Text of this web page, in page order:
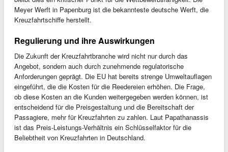
Meyer Werft in Papenburg ist die bekannteste deutsche Werft, die
Kreuzfahrtschiffe herstellt.
Regulierung und ihre Auswirkungen
Die Zukunft der Kreuzfahrtbranche wird nicht nur durch das
Angebot, sondern auch durch zunehmende regulatorische
Anforderungen geprägt. Die EU hat bereits strenge Umweltauflagen
eingeführt, die die Kosten für die Reedereien erhöhen. Die Frage,
ob diese Kosten an die Kunden weitergegeben werden können, ist
entscheidend für die Preisgestaltung und die Bereitschaft der
Passagiere, mehr für Kreuzfahrten zu zahlen. Laut Papathanassis
ist das Preis-Leistungs-Verhältnis ein Schlüsselfaktor für die
Beliebtheit von Kreuzfahrten in Deutschland.